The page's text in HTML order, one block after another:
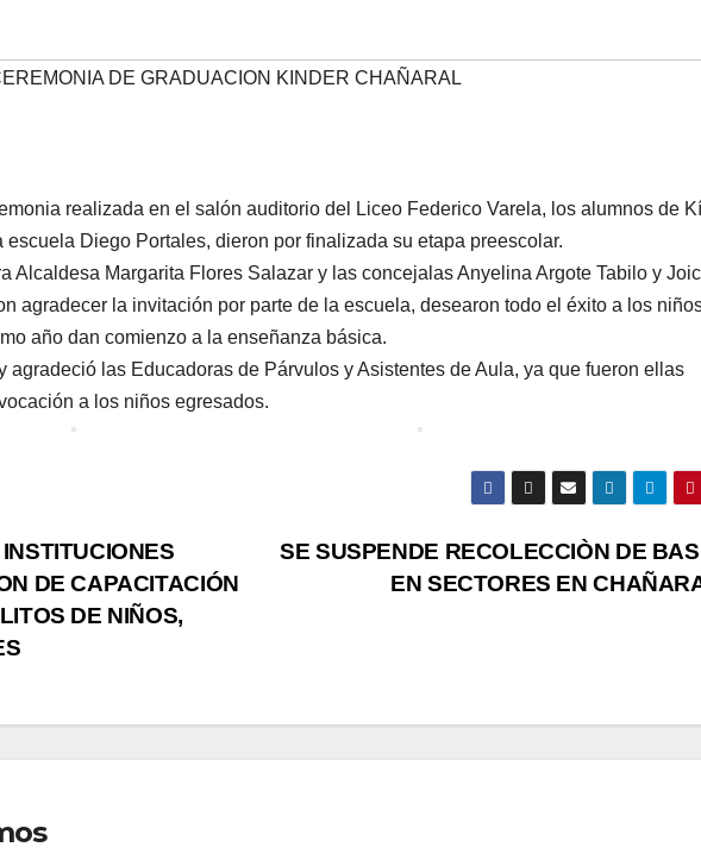
DE GRADUACION KINDER CHAÑARAL
realizada en el salón auditorio del Liceo Federico Varela, los alumnos de
Diego Portales, dieron por finalizada su etapa preescolar.
Alcaldesa Margarita Flores Salazar y las concejalas Anyelina Argote Tabilo y
agradecer la invitación por parte de la escuela, desearon todo el éxito a los
año dan comienzo a la enseñanza básica.
agradeció las Educadoras de Párvulos y Asistentes de Aula, ya que fueron ellas
a los niños egresados.
SE SUSPENDE RECOLECCIÒN DE
EN SECTORES EN
DE CAPACITACIÓN
DE NIÑOS,